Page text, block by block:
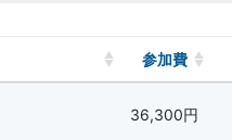
参加費
36,300円